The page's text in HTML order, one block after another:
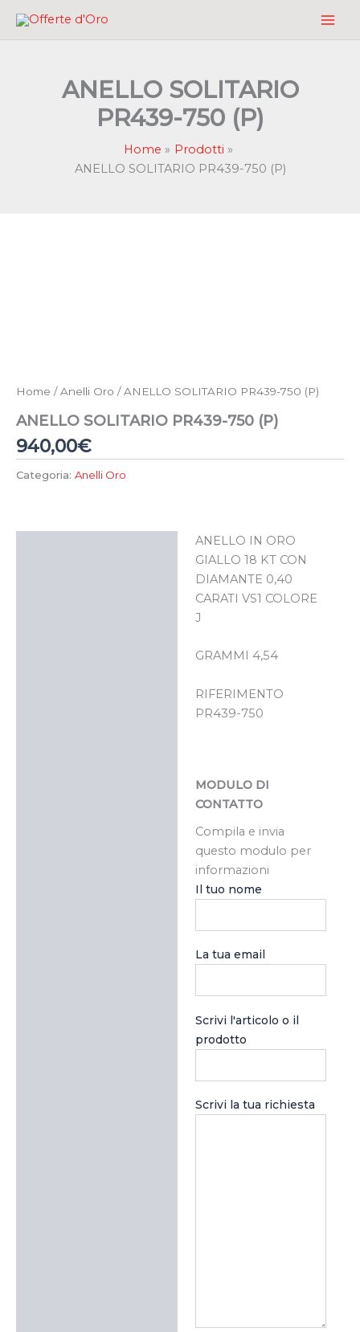
ANELLO SOLITARIO
PR439-750 (P)
Home
Prodotti
ANELLO SOLITARIO PR439-750 (P)
Home /Anelli Oro / ANELLO SOLITARIO PR439-750 (P)
ANELLO SOLITARIO PR439-750 (P)
940,00€
Categoria: Anelli Oro
ANELLO IN ORO
GIALLO 18 KT CON
DIAMANTE 0,40
CARATI VS1 COLORE
J
GRAMMI 4,54
RIFERIMENTO
PR439-750
MODULO DI
CONTATTO
Compila e invia
questo modulo per
informazioni
Il tuo nome
La tua email
Scrivi l'articolo o il
prodotto
Scrivi la tua richiesta